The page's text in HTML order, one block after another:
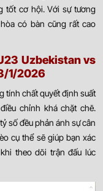
tốt cơ hội. Với sự tương
có bàn cũng rất cao
Uzbekistan vs
1/2026
tính chất quyết định suất
chỉnh khá chặt chẽ.
số đều phản ánh sự cân
cụ thể sẽ giúp bạn xác
theo dõi trận đấu lúc